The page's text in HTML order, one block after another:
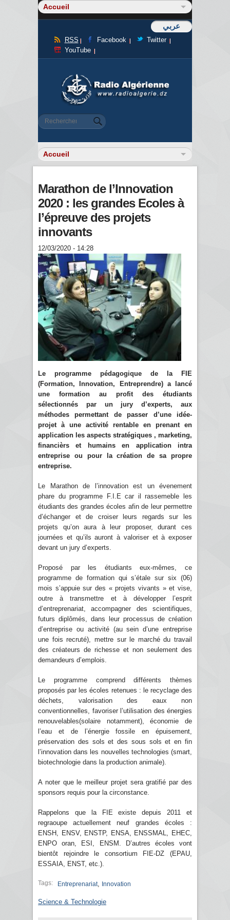
عربي
RSS Facebook
Twitter
YouTube
Formulaire de recherche
Rechercher
Marathon de l’Innovation
2020 : les grandes Ecoles à
l’épreuve des projets
innovants
12/03/2020 - 14:28
Le programme pédagogique de la FIE
(Formation, Innovation, Entreprendre) a lancé
une formation au profit des étudiants
sélectionnés par un jury d’experts, aux
méthodes permettant de passer d’une idée-
projet à une activité rentable en prenant en
application les aspects stratégiques , marketing,
financièrs et humains en application intra
entreprise ou pour la création de sa propre
entreprise.
Le Marathon de l’innovation est un évenement
phare du programme F.I.E car il rassemeble les
étudiants des grandes écoles afin de leur permettre
d’échanger et de croiser leurs regards sur les
projets qu’on aura à leur proposer, durant ces
journées et qu’ils auront à valoriser et à exposer
devant un jury d’experts.
Proposé par les étudiants eux-mêmes, ce
programme de formation qui s’étale sur six (06)
mois s’appuie sur des « projets vivants » et vise,
outre à transmettre et à développer l’esprit
d’entreprenariat, accompagner des scientifiques,
futurs diplômés, dans leur processus de création
d’entreprise ou activité (au sein d’une entreprise
une fois recruté), mettre sur le marché du travail
des créateurs de richesse et non seulement des
demandeurs d’emplois.
Le programme comprend différents thèmes
proposés par les écoles retenues : le recyclage des
déchets, valorisation des eaux non
conventionnelles, favoriser l’utilisation des énergies
renouvelables(solaire notamment), économie de
l’eau et de l’énergie fossile en épuisement,
préservation des sols et des sous sols et en fin
l’innovation dans les nouvelles technologies (smart,
biotechnologie dans la production animale).
A noter que le meilleur projet sera gratifié par des
sponsors requis pour la circonstance.
Rappelons que la FIE existe depuis 2011 et
regraoupe actuellement neuf grandes écoles :
ENSH, ENSV, ENSTP, ENSA, ENSSMAL, EHEC,
ENPO oran, ESI, ENSM. D’autres écoles vont
bientôt rejoindre le consortium FIE-DZ (EPAU,
ESSAIA, ENST, etc.).
Tags: Entreprenariat, Innovation
Science & Technologie